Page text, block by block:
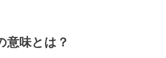
意味とは？